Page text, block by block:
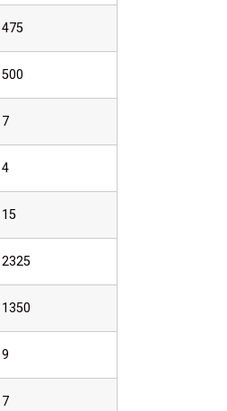
475
500
7
4
15
2325
1350
9
7